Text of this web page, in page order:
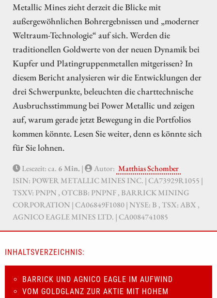
Metallic Mines zieht derzeit die Blicke mit
außergewöhnlichen Bohrergebnissen und „moderner
Weltraum-Technologie“ auf sich. Werden die
traditionellen Goldwerte von der neuen Dynamik bei
Kupfer und Platingruppenmetallen mitgerissen? In
diesem Bericht analysieren wir die Entwicklungen der
drei Schwerpunkte, beleuchten die charttechnische
Ausbruchsstimmung bei Power Metallic und zeigen
auf, warum gerade jetzt Bewegung in die Portfolios
kommen könnte. Lesen Sie weiter, denn es könnte sich
für Sie lohnen.
Lesezeit: ca. 6 Min. | Autor: Matthias Schomber
ISIN: POWER METALLIC MINES INC. | CA73929R1055 |
TSXV: PNPN , OTCBB: PNPNF , BARRICK MINING
CORPORATION | CA06849F1080 | NYSE: B , TSX: ABX ,
AGNICO EAGLE MINES LTD. | CA0084741085
INHALTSVERZEICHNIS:
BARRICK UND AGNICO EAGLE IM AUFWIND
VOM GOLDGLANZ ZUR AKTIE MIT HOHEM